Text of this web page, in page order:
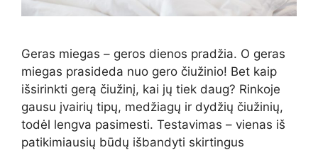
Geras miegas – geros dienos pradžia. O geras
miegas prasideda nuo gero čiužinio! Bet kaip
išsirinkti gerą čiužinį, kai jų tiek daug? Rinkoje
gausu įvairių tipų, medžiagų ir dydžių čiužinių,
todėl lengva pasimesti. Testavimas – vienas iš
patikimiausių būdų išbandyti skirtingus